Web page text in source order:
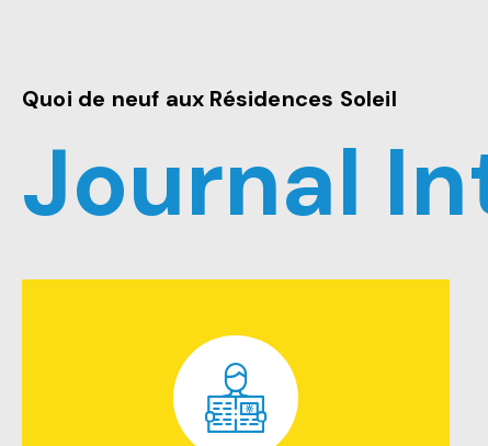
Quoi de neuf aux Résidences Soleil
Journal